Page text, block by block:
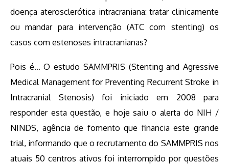
doença aterosclerótica intracraniana: tratar clinicamente
ou mandar para intervenção (ATC com stenting) os
casos com estenoses intracranianas?
Pois é… O estudo SAMMPRIS (Stenting and Agressive
Medical Management for Preventing Recurrent Stroke in
Intracranial Stenosis) foi iniciado em 2008 para
responder esta questão, e hoje saiu o alerta do NIH /
NINDS, agência de fomento que financia este grande
trial, informando que o recrutamento do SAMMPRIS nos
atuais 50 centros ativos foi interrompido por questões